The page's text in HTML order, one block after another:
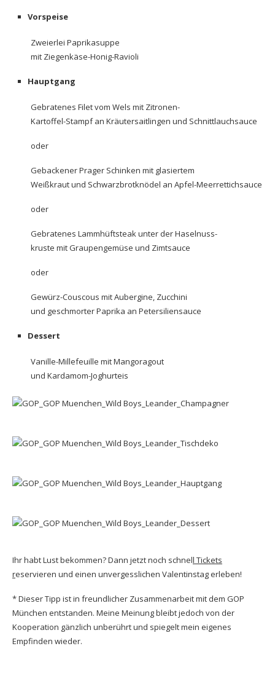
Vorspeise
Zweierlei Paprikasuppe
mit Ziegenkäse-Honig-Ravioli
Hauptgang
Gebratenes Filet vom Wels mit Zitronen-
Kartoffel-Stampf an Kräutersaitlingen und Schnittlauchsauce
oder
Gebackener Prager Schinken mit glasiertem
Weißkraut und Schwarzbrotknödel an Apfel-Meerrettichsauce
oder
Gebratenes Lammhüftsteak unter der Haselnuss-
kruste mit Graupengemüse und Zimtsauce
oder
Gewürz-Couscous mit Aubergine, Zucchini
und geschmorter Paprika an Petersiliensauce
Dessert
Vanille-Millefeuille mit Mangoragout
und Kardamom-Joghurteis
Ihr habt Lust bekommen? Dann jetzt noch schnell Tickets
reservieren und einen unvergesslichen Valentinstag erleben!
* Dieser Tipp ist in freundlicher Zusammenarbeit mit dem GOP
München entstanden. Meine Meinung bleibt jedoch von der
Kooperation gänzlich unberührt und spiegelt mein eigenes
Empfinden wieder.